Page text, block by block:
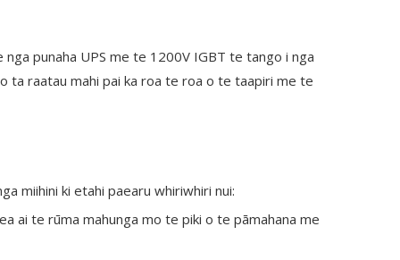
punaha UPS me te 1200V IGBT te tango i nga
ta raatau mahi pai ka roa te roa o te taapiri me te
miihini ki etahi paearu whiriwhiri nui:
ai te rūma mahunga mo te piki o te pāmahana me